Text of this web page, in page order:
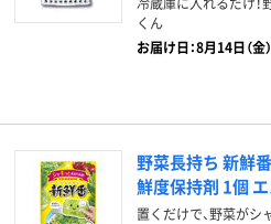
くん
お届け日：8月14日（金）
野菜長持ち 新鮮
鮮度保持剤 1個
置くだけで、野菜がシ